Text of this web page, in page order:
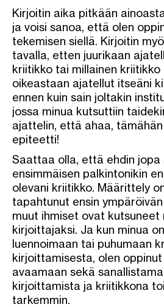
Kirjoitin aika pitkään
ja voisi sanoa, että olen
tekemisen siellä. Kirjoitin
tavalla, etten juurikaan
kriitikko tai millainen kriitikko
oikeastaan ajatellut itseäni
ennen kuin sain joltakin
jossa minua kutsuttiin
ajattelin, että ahaa,
epiteetti!
Saattaa olla, että ehdin jopa
ensimmäisen palkintonikin
olevani kriitikko. Määrittely
tapahtunut ensin
muut ihmiset ovat kutsuneet
kirjoittajaksi. Ja kun minua
luennoimaan tai puhumaan
kirjoittamisesta, olen
avaamaan sekä
kirjoittamista ja kriitikkona
tarkemmin.